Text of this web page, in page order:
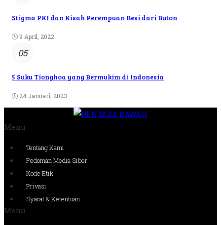
Stigma PKI dan Kisah Perempuan Besi dari Buton
9 April, 2022
05
5 Suku Tionghoa yang Bermukim di Indonesia
24 Januari, 2023
Menu
Tentang Kami
Pedoman Media Siber
Kode Etik
Privasi
Syarat & Ketentuan
Menu